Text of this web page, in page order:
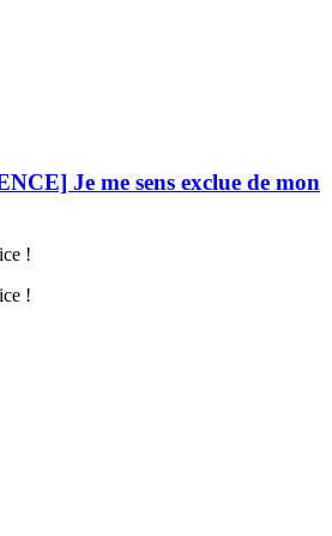
Je me sens exclue de mon
!
!